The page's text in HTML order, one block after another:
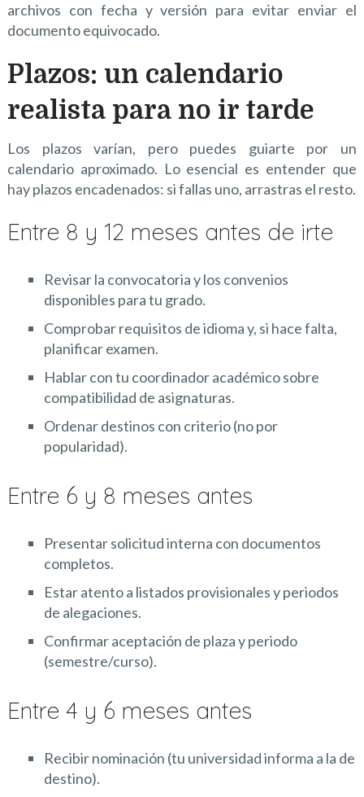
archivos con fecha y versión para evitar enviar el
documento equivocado.
Plazos: un calendario
realista para no ir tarde
Los plazos varían, pero puedes guiarte por un
calendario aproximado. Lo esencial es entender que
hay plazos encadenados: si fallas uno, arrastras el resto.
Entre 8 y 12 meses antes de irte
Revisar la convocatoria y los convenios
disponibles para tu grado.
Comprobar requisitos de idioma y, si hace falta,
planificar examen.
Hablar con tu coordinador académico sobre
compatibilidad de asignaturas.
Ordenar destinos con criterio (no por
popularidad).
Entre 6 y 8 meses antes
Presentar solicitud interna con documentos
completos.
Estar atento a listados provisionales y periodos
de alegaciones.
Confirmar aceptación de plaza y periodo
(semestre/curso).
Entre 4 y 6 meses antes
Recibir nominación (tu universidad informa a la de
destino).